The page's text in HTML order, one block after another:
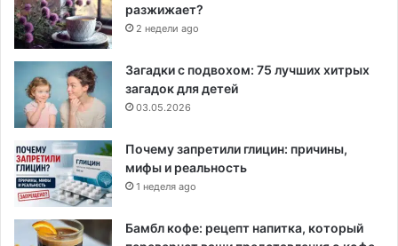
разжижает?
2 недели ago
Загадки с подвохом: 75 лучших хитрых
загадок для детей
03.05.2026
Почему запретили глицин: причины,
мифы и реальность
1 неделя ago
Бамбл кофе: рецепт напитка, который